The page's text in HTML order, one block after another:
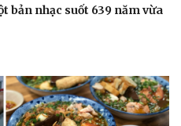
bản nhạc suốt 639 năm vừa